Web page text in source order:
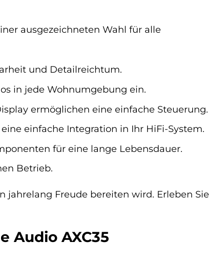
ausgezeichneten Wahl für alle
und Detailreichtum.
in jede Wohnumgebung ein.
ermöglichen eine einfache Steuerung.
einfache Integration in Ihr HiFi-System.
für eine lange Lebensdauer.
Betrieb.
jahrelang Freude bereiten wird. Erleben Sie
Audio AXC35